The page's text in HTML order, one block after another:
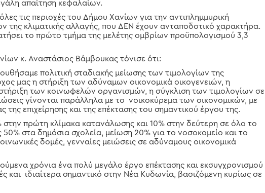
απαίτηση κεφαλαίων.
τις περιοχές του Δήμου Χανίων για την αντιπλημμυρική
της κλιματικής αλλαγής, που ΔΕΝ έχουν ανταποδοτικό χαρακτήρα.
το πρώτο τμήμα της μελέτης ομβρίων προϋπολογισμού 3,3
κ. Αναστάσιος Βάμβουκας τόνισε ότι:
πολιτική σταδιακής μείωσης των τιμολογίων της
μας η στήριξη των αδύναμων οικονομικά οικογενειών, η
των κοινωφελών οργανισμών, η σύγκλιση των τιμολογίων σε
γίνονται παράλληλα με το νοικοκύρεμα των οικονομικών, με
επιχείρησης και της επέκτασης του σημαντικού έργου της.
στην πρώτη κλίμακα κατανάλωσης και 10% στην δεύτερη σε όλο το
50% στα δημόσια σχολεία, μείωση 20% για το νοσοκομείο και το
δομές, γενναίες μειώσεις σε αδύναμους οικονομικά
χρόνια ένα πολύ μεγάλο έργο επέκτασης και εκσυγχρονισμού
και ιδιαίτερα σημαντικό στην Νέα Κυδωνία, βασιζόμενη κυρίως σε